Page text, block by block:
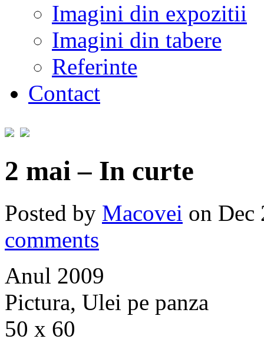
Imagini din expozitii
Imagini din tabere
Referinte
Contact
2 mai – In curte
Posted by Macovei on
comments
Anul 2009
Pictura, Ulei pe panza
50 x 60